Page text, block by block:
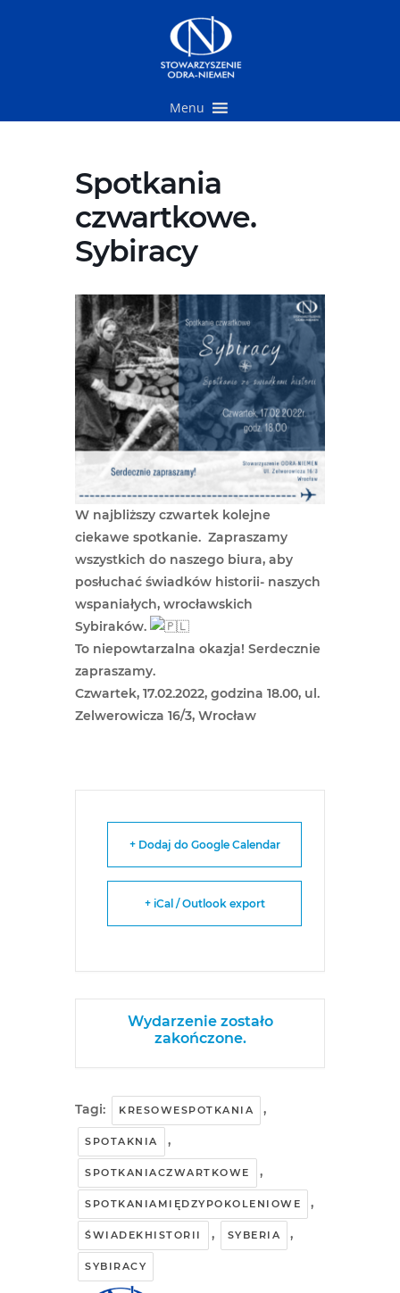
Menu
Spotkania
czwartkowe.
Sybiracy
W najbliższy czwartek kolejne
ciekawe spotkanie. Zapraszamy
wszystkich do naszego biura, aby
posłuchać świadków historii- naszych
wspaniałych, wrocławskich
Sybiraków.
To niepowtarzalna okazja! Serdecznie
zapraszamy.
Czwartek, 17.02.2022, godzina 18.00, ul.
Zelwerowicza 16/3, Wrocław
+ Dodaj do Google Calendar
+ iCal / Outlook export
Wydarzenie zostało
zakończone.
Tagi: KRESOWESPOTKANIA ,
SPOTAKNIA ,
SPOTKANIACZWARTKOWE ,
SPOTKANIAMIĘDZYPOKOLENIOWE ,
ŚWIADEKHISTORII , SYBERIA ,
SYBIRACY